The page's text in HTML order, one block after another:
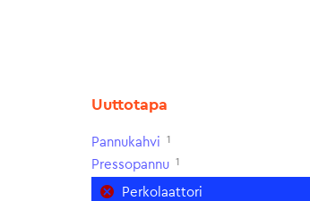
Uuttotapa
Pannukahvi 1
Pressopannu 1
Perkolaattori